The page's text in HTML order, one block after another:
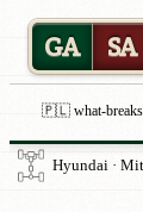
GA SA
🇵🇱 what-
Hyundai ·